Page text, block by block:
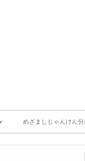
めざましじゃんけん